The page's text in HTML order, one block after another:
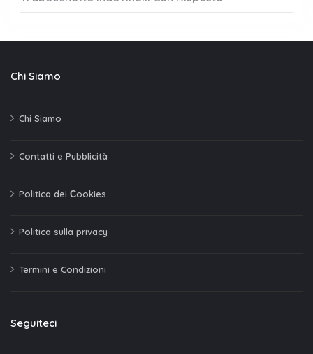
Chi Siamo
Chi Siamo
Contatti e Pubblicità
Politica dei Сookies
Politica sulla privacy
Termini e Condizioni
Seguiteci